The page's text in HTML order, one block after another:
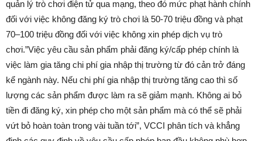
quản lý trò chơi điện tử qua mạng, theo đó mức phạt hành chính
đối với việc không đăng ký trò chơi là 50-70 triệu đồng và phạt
70–100 triệu đồng đối với việc không xin phép dịch vụ trò
chơi.”Việc yêu cầu sản phẩm phải đăng ký/cấp phép chính là
việc làm gia tăng chi phí gia nhập thị trường từ đó cản trở đáng
kể ngành này. Nếu chi phí gia nhập thị trường tăng cao thì số
lượng các sản phẩm được làm ra sẽ giảm mạnh. Không ai bỏ
tiền đi đăng ký, xin phép cho một sản phẩm mà có thể sẽ phải
vứt bỏ hoàn toàn trong vài tuần tới”, VCCI phân tích và khẳng